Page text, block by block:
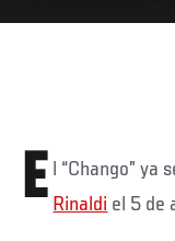
E l “Chango”
Rinaldi el 5 de